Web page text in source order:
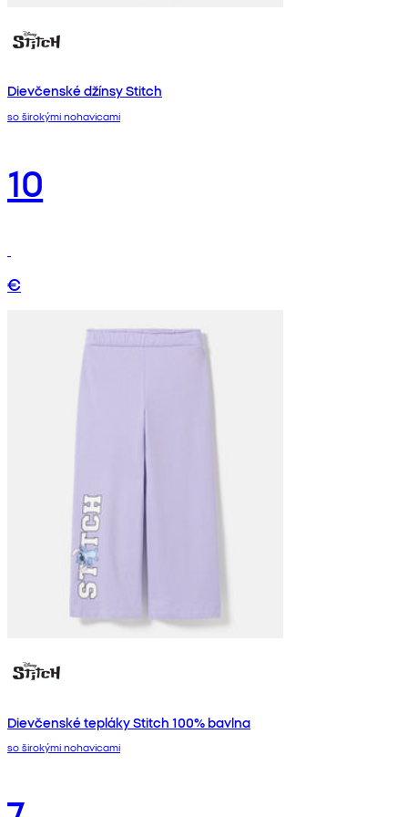
Dievčenské džínsy Stitch
so širokými nohavicami
10
€
Dievčenské tepláky Stitch 100% bavlna
so širokými nohavicami